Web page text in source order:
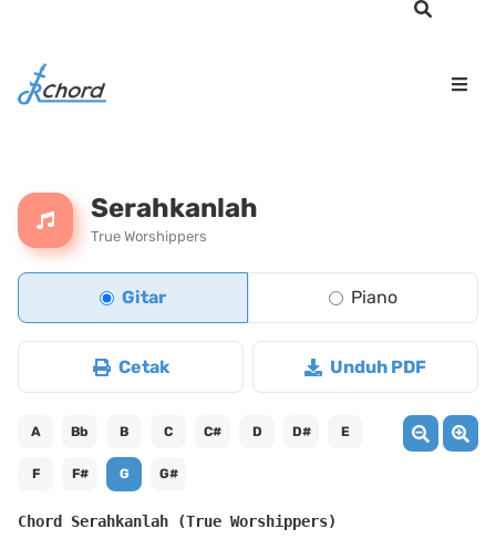
Serahkanlah
True Worshippers
Gitar Piano
Cetak Unduh PDF
A Bb B C C# D D# E
F F# G G#
Chord Serahkanlah (True Worshippers)